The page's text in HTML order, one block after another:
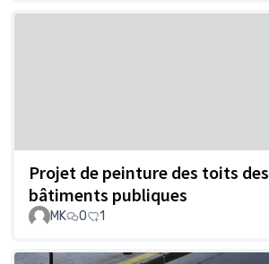
Projet de peinture des toits des
bâtiments publiques
MK 0 1